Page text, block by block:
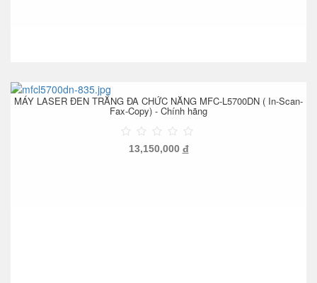
MÁY LASER ĐEN TRẮNG ĐA CHỨC NĂNG MFC-L5700DN ( In-Scan-
Fax-Copy) - Chính hãng
13,150,000 đ